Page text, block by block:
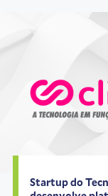
Startup do